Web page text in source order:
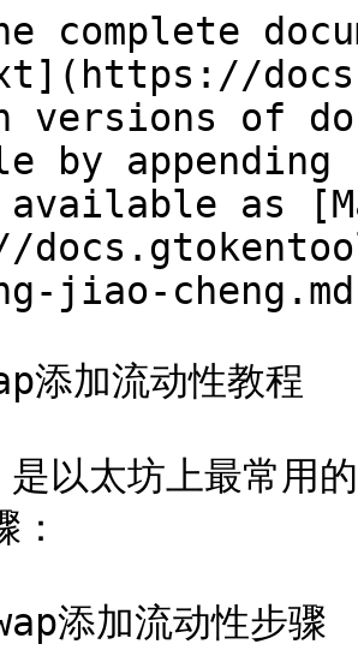
complete
versions of
by
as
jiao-
添加流动性教程
以太坊上最常用
添加流动性步骤